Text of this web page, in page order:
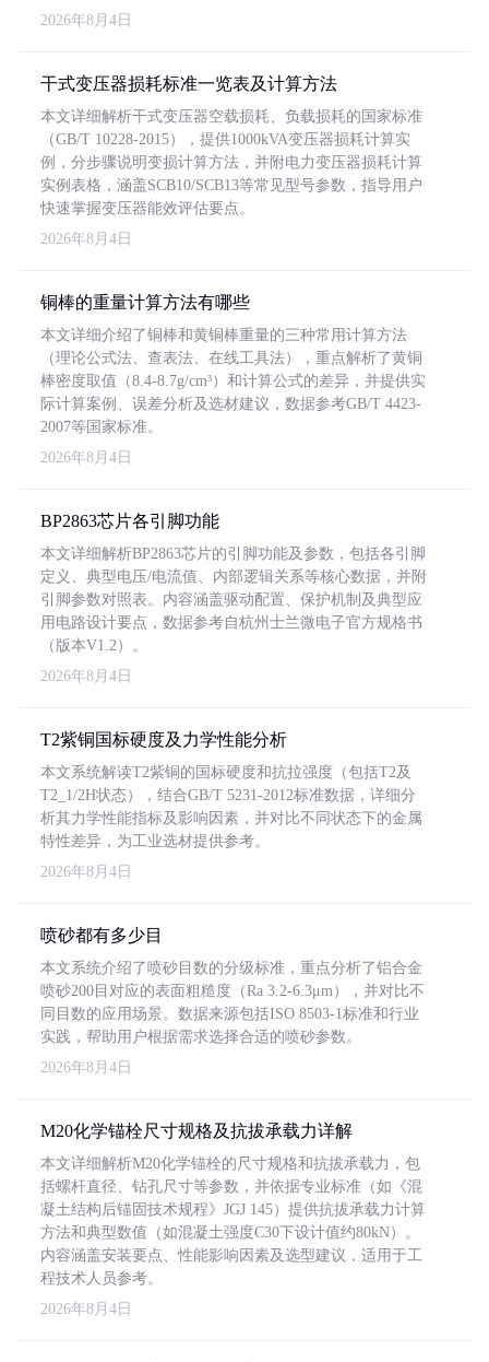
2026年8月4日
干式变压器损耗标准一览表及计算方法
本文详细解析干式变压器空载损耗、负载损耗的国家标准
（GB/T 10228-2015），提供1000kVA变压器损耗计算实
例，分步骤说明变损计算方法，并附电力变压器损耗计算
实例表格，涵盖SCB10/SCB13等常见型号参数，指导用户
快速掌握变压器能效评估要点。
2026年8月4日
铜棒的重量计算方法有哪些
本文详细介绍了铜棒和黄铜棒重量的三种常用计算方法
（理论公式法、查表法、在线工具法），重点解析了黄铜
棒密度取值（8.4-8.7g/cm³）和计算公式的差异，并提供实
际计算案例、误差分析及选材建议，数据参考GB/T 4423-
2007等国家标准。
2026年8月4日
BP2863芯片各引脚功能
本文详细解析BP2863芯片的引脚功能及参数，包括各引脚
定义、典型电压/电流值、内部逻辑关系等核心数据，并附
引脚参数对照表。内容涵盖驱动配置、保护机制及典型应
用电路设计要点，数据参考自杭州士兰微电子官方规格书
（版本V1.2）。
2026年8月4日
T2紫铜国标硬度及力学性能分析
本文系统解读T2紫铜的国标硬度和抗拉强度（包括T2及
T2_1/2H状态），结合GB/T 5231-2012标准数据，详细分
析其力学性能指标及影响因素，并对比不同状态下的金属
特性差异，为工业选材提供参考。
2026年8月4日
喷砂都有多少目
本文系统介绍了喷砂目数的分级标准，重点分析了铝合金
喷砂200目对应的表面粗糙度（Ra 3.2-6.3μm），并对比不
同目数的应用场景。数据来源包括ISO 8503-1标准和行业
实践，帮助用户根据需求选择合适的喷砂参数。
2026年8月4日
M20化学锚栓尺寸规格及抗拔承载力详解
本文详细解析M20化学锚栓的尺寸规格和抗拔承载力，包
括螺杆直径、钻孔尺寸等参数，并依据专业标准（如《混
凝土结构后锚固技术规程》JGJ 145）提供抗拔承载力计算
方法和典型数值（如混凝土强度C30下设计值约80kN）。
内容涵盖安装要点、性能影响因素及选型建议，适用于工
程技术人员参考。
2026年8月4日